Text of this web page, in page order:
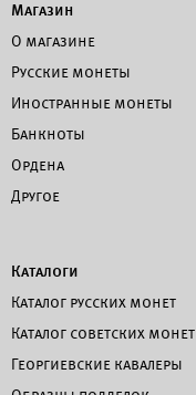
Магазин
О магазине
Русские монеты
Иностранные монеты
Банкноты
Ордена
Другое
Каталоги
Каталог русских монет
Каталог советских монет
Георгиевские кавалеры